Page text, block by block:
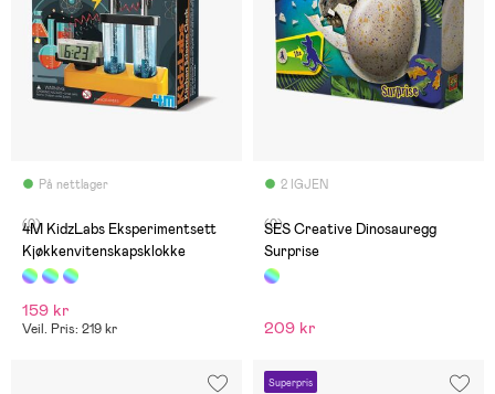
På nettlager
(0)
4M KidzLabs Eksperimentsett
Kjøkkenvitenskapsklokke
159 kr
Veil. Pris: 219 kr
2 IGJEN
(0)
SES Creative Dinosauregg
Surprise
209 kr
Superpris